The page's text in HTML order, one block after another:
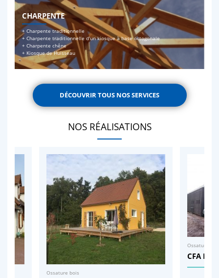
CHARPENTE
+ Charpente traditionnelle
+ Charpente traditionnelle d'un kiosque à base octogonale
+ Charpente chêne
+ Kiosque de Huisseau
DÉCOUVRIR TOUS NOS SERVICES
NOS RÉALISATIONS
Ossature bois
Ossature
CFA